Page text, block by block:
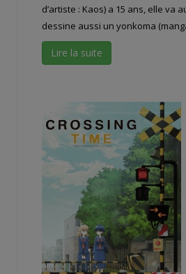
d’artiste : Kaos) a 15 ans, elle va
dessine aussi un yonkoma
Lire la suite